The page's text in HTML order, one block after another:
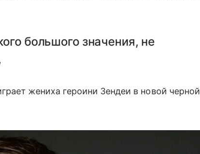
большого значения, не
жениха героини Зендеи в новой черной